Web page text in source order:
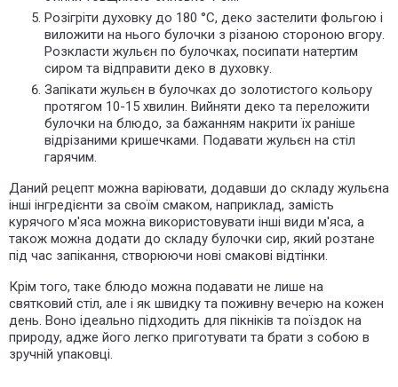
Розігріти духовку до 180 °С, деко застелити фольгою і
виложити на нього булочки з різаною стороною вгору.
Розкласти жульєн по булочках, посипати натертим
сиром та відправити деко в духовку.
Запікати жульєн в булочках до золотистого кольору
протягом 10-15 хвилин. Вийняти деко та переложити
булочки на блюдо, за бажанням накрити їх раніше
відрізаними кришечками. Подавати жульєн на стіл
гарячим.
Даний рецепт можна варіювати, додавши до складу жульєна
інші інгредієнти за своїм смаком, наприклад, замість
курячого м'яса можна використовувати інші види м'яса, а
також можна додати до складу булочки сир, який розтане
під час запікання, створюючи нові смакові відтінки.
Крім того, таке блюдо можна подавати не лише на
святковий стіл, але і як швидку та поживну вечерю на кожен
день. Воно ідеально підходить для пікніків та поїздок на
природу, адже його легко приготувати та брати з собою в
зручній упаковці.